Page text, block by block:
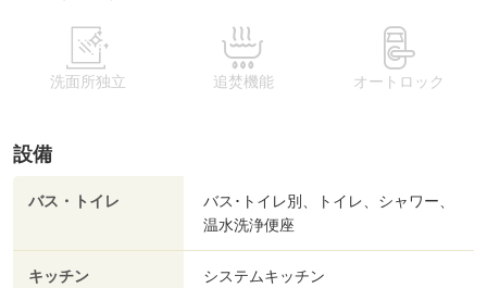
洗面所独立 追焚機能 オートロック
設備
バス・トイレ
バス･トイレ別、トイレ、シャワー、
温水洗浄便座
キッチン システムキッチン